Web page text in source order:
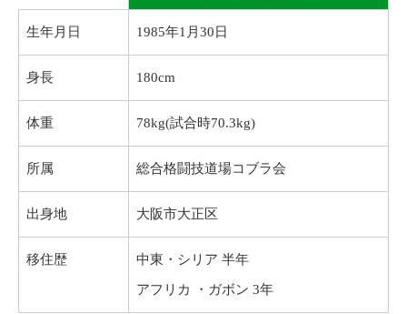
生年月日 1985年1月30日
身長 180cm
体重 78kg(試合時70.3kg)
所属 総合格闘技道場コブラ会
出身地 大阪市大正区
移住歴 中東・シリア 半年
アフリカ ・ガボン 3年